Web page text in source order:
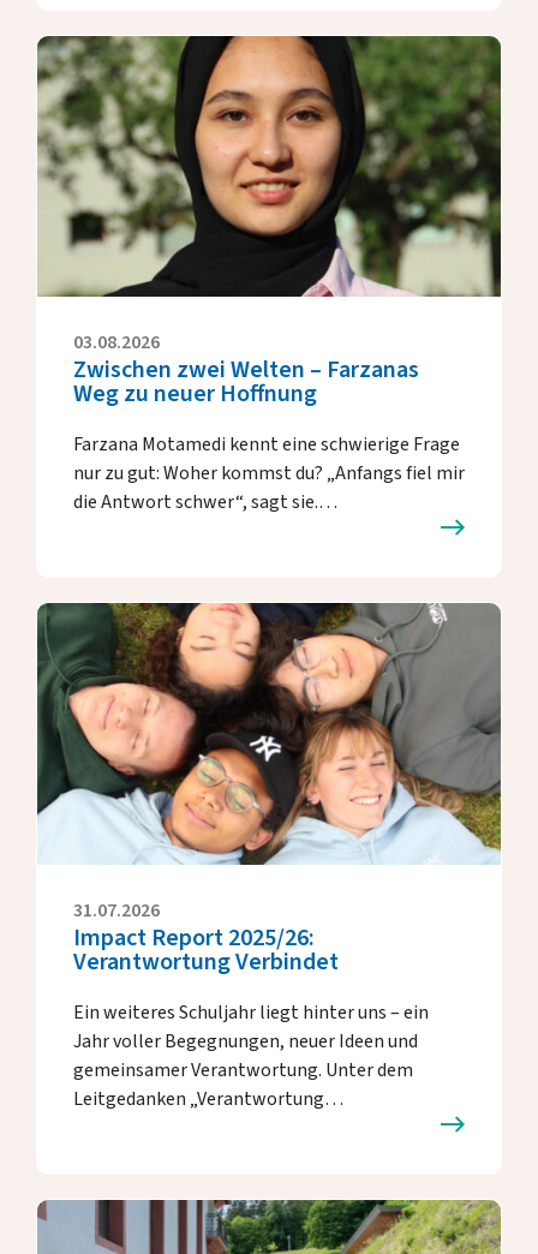
03.08.2026
Zwischen zwei Welten – Farzanas
Weg zu neuer Hoffnung
Farzana Motamedi kennt eine schwierige Frage
nur zu gut: Woher kommst du? „Anfangs fiel mir
die Antwort schwer“, sagt sie.…
31.07.2026
Impact Report 2025/26:
Verantwortung Verbindet
Ein weiteres Schuljahr liegt hinter uns – ein
Jahr voller Begegnungen, neuer Ideen und
gemeinsamer Verantwortung. Unter dem
Leitgedanken „Verantwortung…